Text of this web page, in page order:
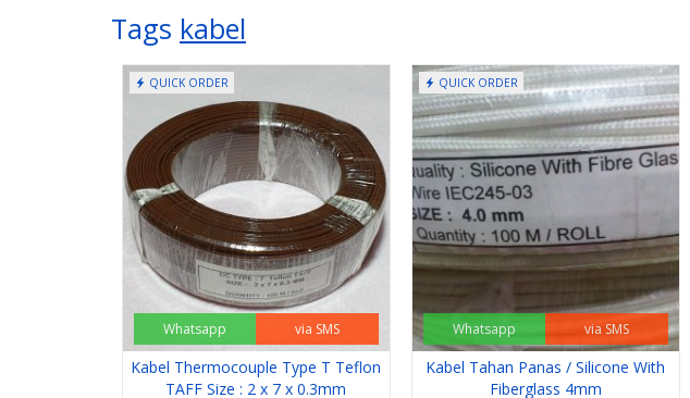
Tags kabel
QUICK ORDER
Whatsapp via SMS
Kabel Thermocouple Type T Teflon
TAFF Size : 2 x 7 x 0.3mm
QUICK ORDER
Whatsapp via SMS
Kabel Tahan Panas / Silicone With
Fiberglass 4mm
Kabel Thermocouple
Type K Brai....
*Harga Hubungi CS
Ready Stock
Silicone W....
*Harga Hubungi CS
Ready Stock